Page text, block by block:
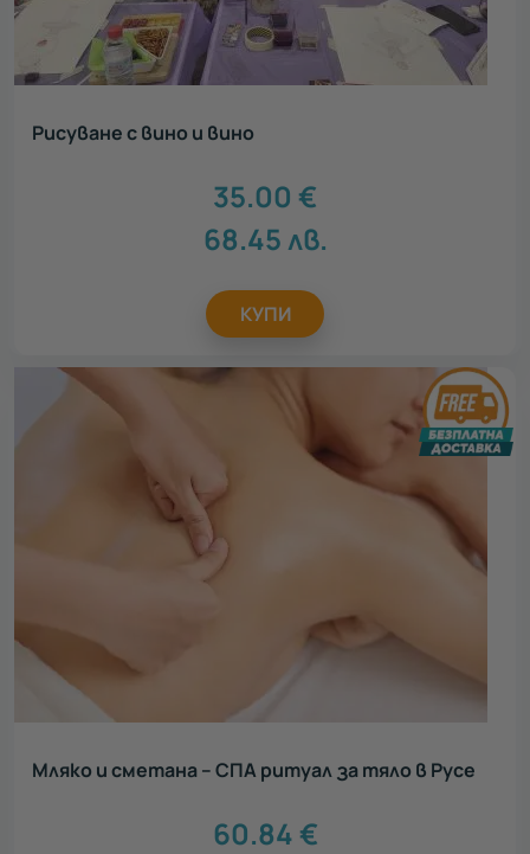
Рисуване с вино и вино
35.00 €
68.45лв.
КУПИ
Мляко и сметана – СПА ритуал за тяло в Русе
60.84€